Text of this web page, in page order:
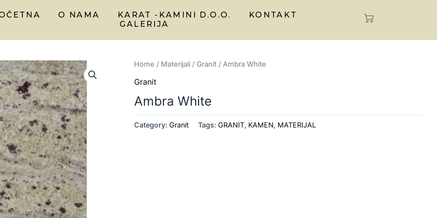
O NAMA KARAT -KAMINI D.O.O.
KONTAKT
GALERIJA
Home / Materijali / Granit / Ambra White
Granit
Ambra White
Category:Granit Tags:GRANIT, KAMEN, MATERIJAL